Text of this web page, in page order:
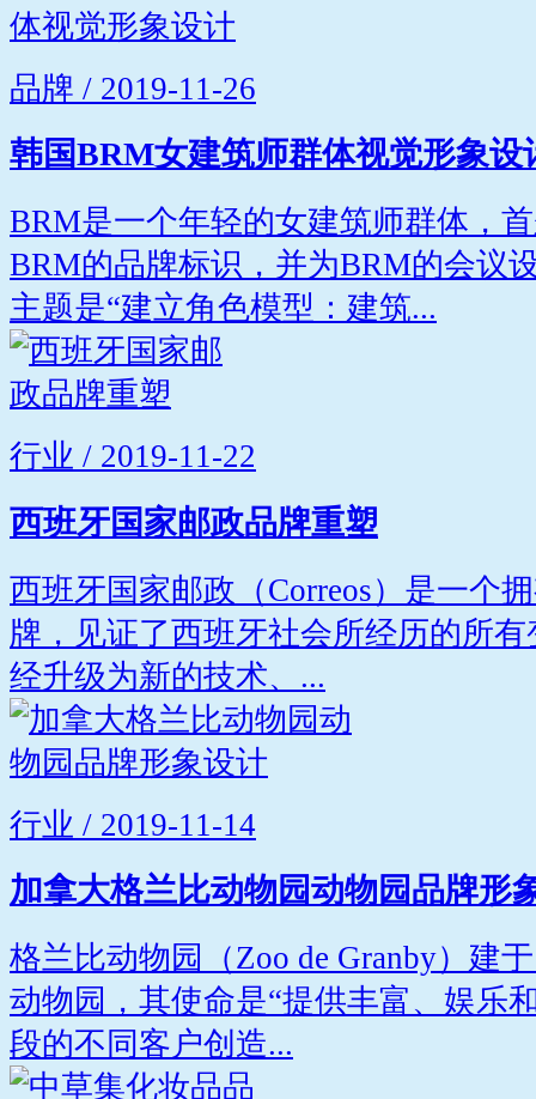
品牌 / 2019-11-26
韩国BRM女建筑师群体视觉形象设
BRM是一个年轻的女建筑师群体，
BRM的品牌标识，并为BRM的会议
主题是“建立角色模型：建筑...
行业 / 2019-11-22
西班牙国家邮政品牌重塑
西班牙国家邮政（Correos）是一个
牌，见证了西班牙社会所经历的所有
经升级为新的技术、...
行业 / 2019-11-14
加拿大格兰比动物园动物园品牌形
格兰比动物园（Zoo de Granby）建
动物园，其使命是“提供丰富、娱乐
段的不同客户创造...